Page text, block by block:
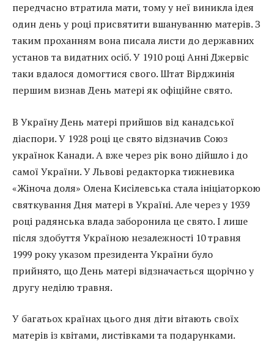
передчасно втратила мати, тому у неї виникла ідея
один день у році присвятити вшануванню матерів. З
таким проханням вона писала листи до державних
установ та видатних осіб. У 1910 році Анні Джервіс
таки вдалося домогтися свого. Штат Вірджинія
першим визнав День матері як офіційне свято.
В Україну День матері прийшов від канадської
діаспори. У 1928 році це свято відзначив Союз
українок Канади. А вже через рік воно дійшло і до
самої України. У Львові редакторка тижневика
«Жіноча доля» Олена Кисілевська стала ініціаторкою
святкування Дня матері в Україні. Але через у 1939
році радянська влада заборонила це свято. І лише
після здобуття Україною незалежності 10 травня
1999 року указом президента України було
прийнято, що День матері відзначається щорічно у
другу неділю травня.
У багатьох країнах цього дня діти вітають своїх
матерів із квітами, листівками та подарунками.